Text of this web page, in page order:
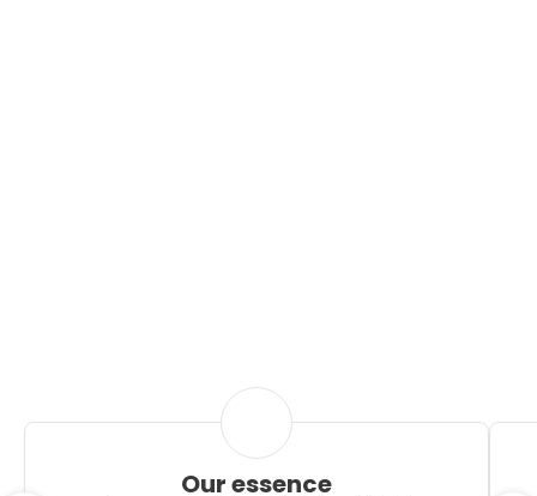
Our essence